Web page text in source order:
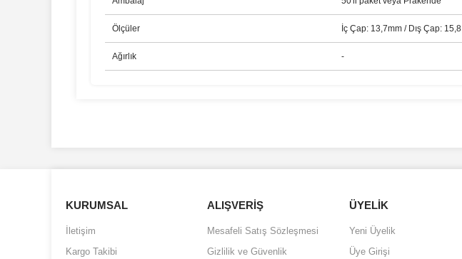
Ölçüler İç Çap: 13,7mm / Dış Çap: 15,8
Ağırlık -
Ürün açıklamasında eksik bilgiler bulunuyor.
KURUMSAL
İletişim
Kargo Takibi
ALIŞVERİŞ
Mesafeli Satış Sözleşmesi
Gizlilik ve Güvenlik
ÜYELİK
Yeni Üyelik
Üye Girişi